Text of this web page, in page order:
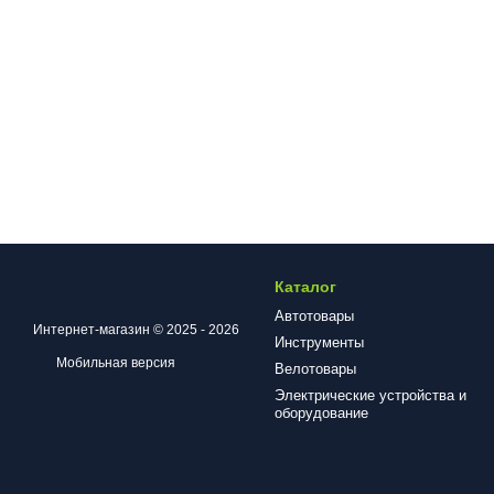
Интернет-магазин © 2025 - 2026
Мобильная версия
Каталог
Автотовары
Инструменты
Велотовары
Электрические устройства и
оборудование